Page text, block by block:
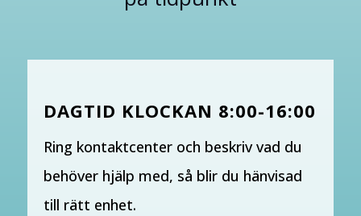
DAGTID KLOCKAN 8:00-16:00
Ring kontaktcenter och beskriv vad du
behöver hjälp med, så blir du hänvisad
till rätt enhet.